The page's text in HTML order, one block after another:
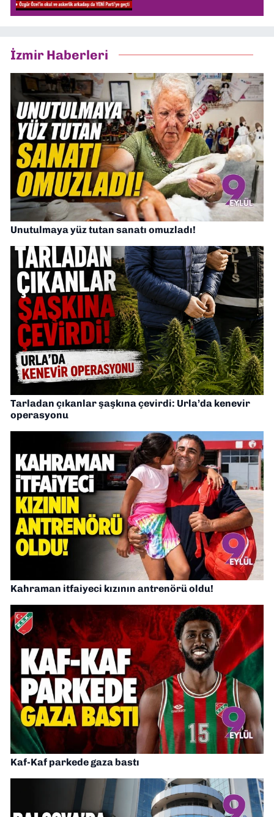
İzmir Haberleri
Unutulmaya yüz tutan sanatı omuzladı!
Tarladan çıkanlar şaşkına çevirdi: Urla’da kenevir
operasyonu
Kahraman itfaiyeci kızının antrenörü oldu!
Kaf-Kaf parkede gaza bastı